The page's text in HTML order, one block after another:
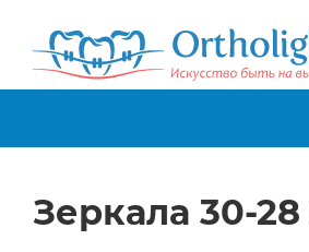
Зеркала 30-